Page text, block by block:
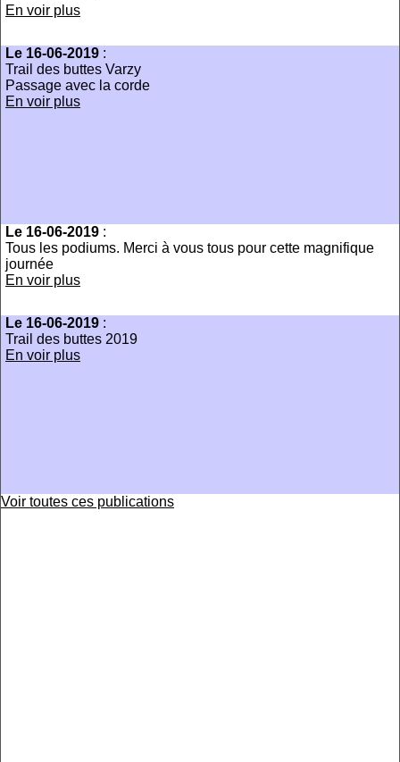
En voir plus
Le 16-06-2019 :
Trail des buttes Varzy
Passage avec la corde
En voir plus
Le 16-06-2019 :
Tous les podiums. Merci à vous tous pour cette magnifique
journée
En voir plus
Le 16-06-2019 :
Trail des buttes 2019
En voir plus
Voir toutes ces publications